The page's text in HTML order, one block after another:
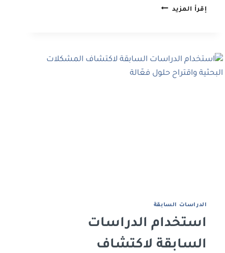
إقرأ المزيد طريقة
لبحثك
الأكاديمي
اﻟﺪراﺳﺎت اﻟﺴﺎﺑﻘﺔ
استخدام الدراسات
السابقة لاكتشاف